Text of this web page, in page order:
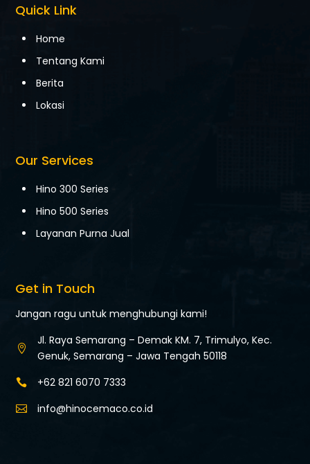
Quick Link
Home
Tentang Kami
Berita
Lokasi
Our Services
Hino 300 Series
Hino 500 Series
Layanan Purna Jual
Get in Touch
Jangan ragu untuk menghubungi kami!

Jl. Raya Semarang – Demak KM. 7, Trimulyo, Kec.
Genuk,Semarang – Jawa Tengah 50118
 +62 821 6070 7333
 info@hinocemaco.co.id